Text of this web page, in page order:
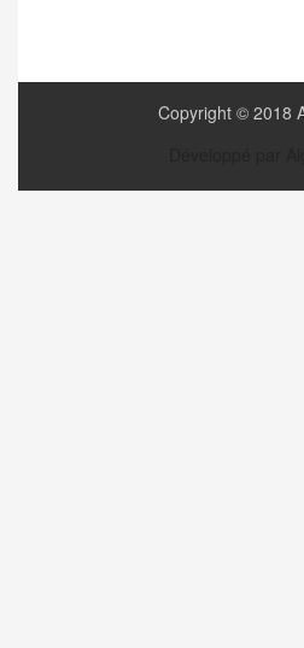
Copyright © 2018